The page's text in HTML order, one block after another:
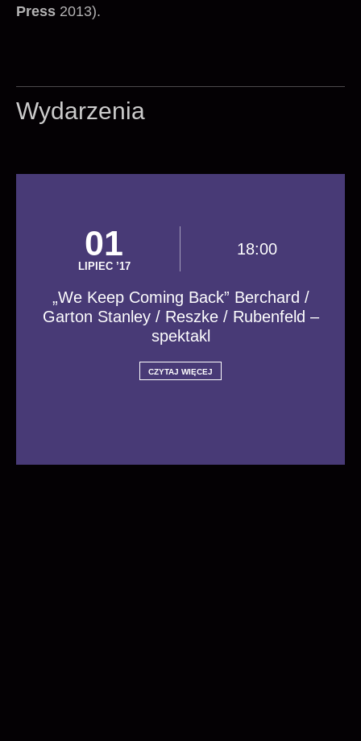
Press 2013).
Wydarzenia
01
LIPIEC ’17
18:00
„We Keep Coming Back” Berchard /
Garton Stanley / Reszke / Rubenfeld –
spektakl
CZYTAJ WIĘCEJ